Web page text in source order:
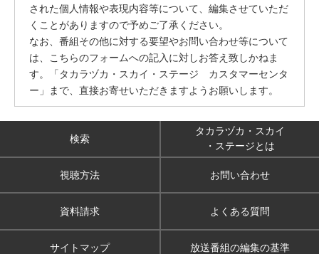
された個人情報や表現内容等について、編集させていただ
くことがありますので予めご了承ください。
なお、番組その他に対する要望やお問い合わせ等について
は、こちらのフォームへの記入に対しお答え致しかねま
す。「タカラヅカ・スカイ・ステージ カスタマーセンタ
ー」まで、直接お寄せいただきますようお願いします。
検索
タカラヅカ・スカイ
・ステージとは
視聴方法 お問い合わせ
資料請求 よくある質問
サイトマップ 放送番組の編集の基準